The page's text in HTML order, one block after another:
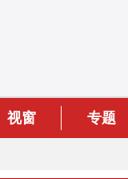
视窗 专题